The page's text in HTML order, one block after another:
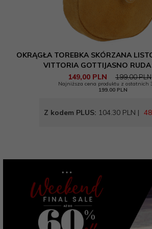
OKRĄGŁA TOREBKA SKÓRZANA
VITTORIA GOTTIJASNO
149,00 PLN 199,00 PLN
Najniższa cena produktu z ostatnich
199.00 PLN
Z kodem PLUS: 104.30 PLN |